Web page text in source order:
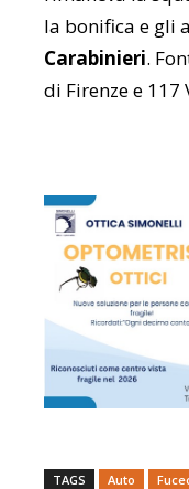
la bonifica e gli
Carabinieri.
di Firenze e 117
TAGS Auto